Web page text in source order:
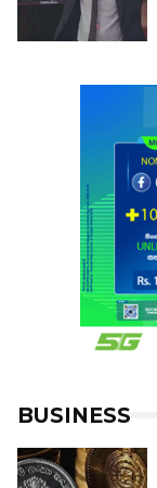
BUSINESS